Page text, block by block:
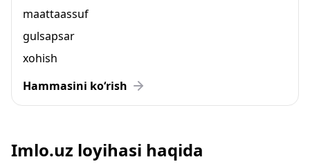
maattaassuf
gulsapsar
xohish
Hammasini ko‘rish
Imlo.uz loyihasi haqida